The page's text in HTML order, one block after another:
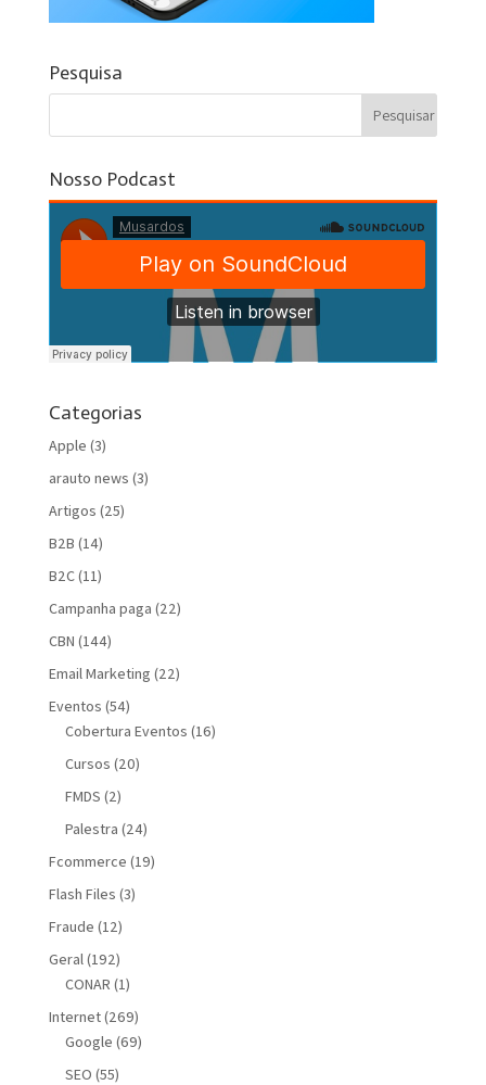
Pesquisa
Nosso Podcast
Categorias
Apple (3)
arauto news (3)
Artigos (25)
B2B (14)
B2C(11)
Campanha paga (22)
CBN (144)
Email Marketing (22)
Eventos (54)
Cobertura Eventos (16)
Cursos (20)
FMDS (2)
Palestra (24)
Fcommerce (19)
Flash Files (3)
Fraude (12)
Geral(192)
CONAR (1)
Internet(269)
Google (69)
SEO (55)